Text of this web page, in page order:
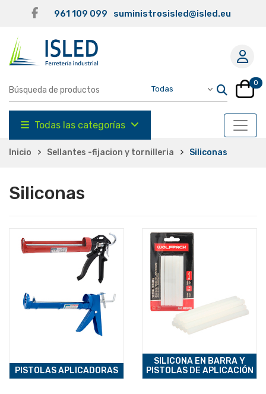
961 109 099 suministrosisled@isled.eu
0
Todas las categorías
Inicio Sellantes -fijacion y tornilleria Siliconas
Siliconas
PISTOLAS APLICADORAS
SILICONA EN BARRA Y
PISTOLAS DE APLICACIÓN